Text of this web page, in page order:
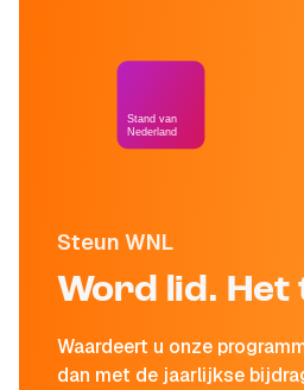
Steun WNL
Word lid. Het
Waardeert u onze
dan met de jaarlijkse
Stand van
Nederland